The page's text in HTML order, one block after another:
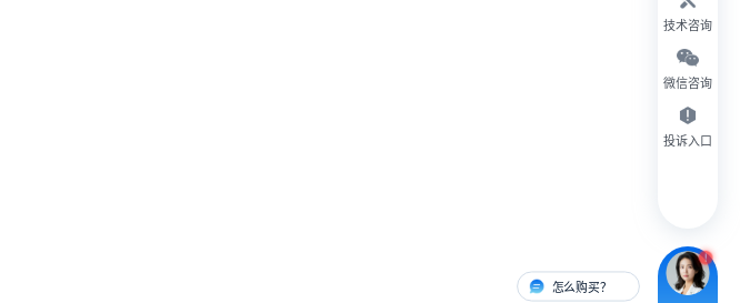
技术咨询
微信咨询
投诉入口
怎么购买？ 有人对接